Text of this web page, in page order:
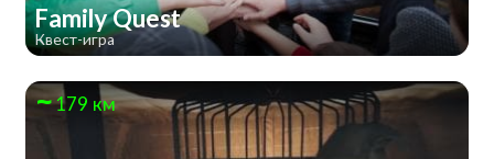
Family Quest
Квест-игра
179 км